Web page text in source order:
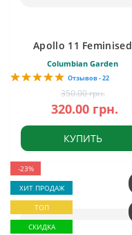
Apollo 11 Feminised
Columbian Garden
Отзывов - 22
350.00 грн.
320.00 грн.
КУПИТЬ
-23%
ХИТ ПРОДАЖ
ТОП
СКИДКА